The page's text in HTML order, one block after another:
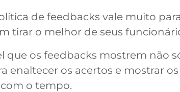
de feedbacks vale muito
tirar o melhor de seus
que os feedbacks mostrem não
enaltecer os acertos e mostrar
o tempo.